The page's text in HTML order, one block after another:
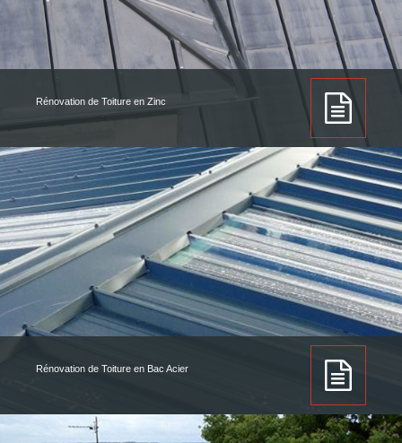
Rénovation de Toiture en Zinc
Rénovation de Toiture en Bac Acier